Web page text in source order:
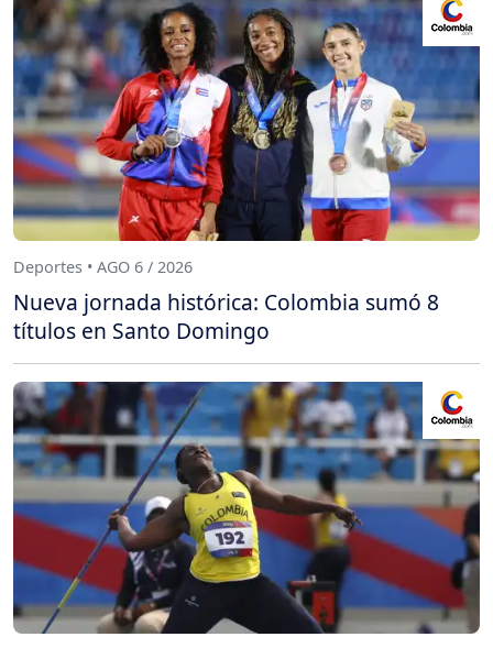
Deportes • AGO 6 / 2026
Nueva jornada histórica: Colombia sumó 8
títulos en Santo Domingo